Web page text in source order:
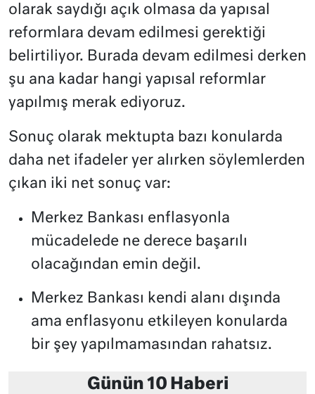
olarak saydığı açık olmasa da yapısal
reformlara devam edilmesi gerektiği
belirtiliyor. Burada devam edilmesi derken
şu ana kadar hangi yapısal reformlar
yapılmış merak ediyoruz.
Sonuç olarak mektupta bazı konularda
daha net ifadeler yer alırken söylemlerden
çıkan iki net sonuç var:
Merkez Bankası enflasyonla
mücadelede ne derece başarılı
olacağından emin değil.
Merkez Bankası kendi alanı dışında
ama enflasyonu etkileyen konularda
bir şey yapılmamasından rahatsız.
Günün 10 Haberi